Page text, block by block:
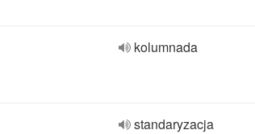
kolumnada
standaryzacja